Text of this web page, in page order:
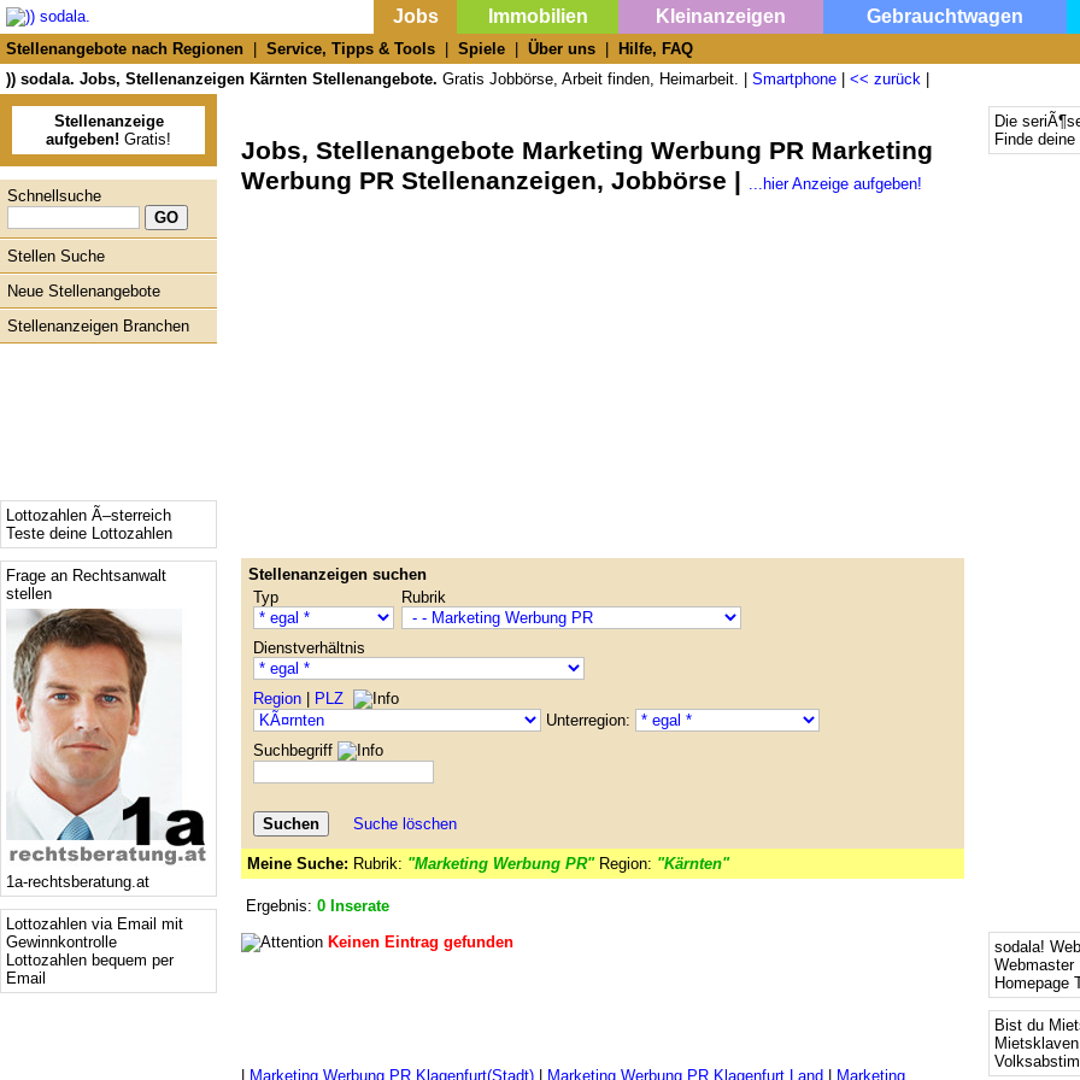
Jobs Immobilien Kleinanzeigen Gebrauchtwagen
Stellenangebote nach Regionen Service, Tipps & Tools Spiele Über uns
Hilfe, FAQ
)) sodala. Jobs, Stellenanzeigen Kärnten Stellenangebote. Gratis Jobbörse, Arbeit finden, Heimarbeit. | Smartphone << zurück
Stellenanzeige
aufgeben! Gratis!
Schnellsuche
Stellen Suche
Neue Stellenangebote
Stellenanzeigen Branchen
Lottozahlen Ã–sterreich
Teste deine Lottozahlen
Frage an Rechtsanwalt
stellen
1a-rechtsberatung.at
Lottozahlen via Email mit
Gewinnkontrolle
Lottozahlen bequem per
Email
Jobs, Stellenangebote Marketing Werbung PR Marketing
Werbung PR Stellenanzeigen, Jobbörse | ...hier Anzeige aufgeben!
Stellenanzeigen suchen
Typ
Rubrik
Dienstverhältnis
Region
PLZ
Unterregion:
Suchbegriff
Suche löschen
Meine Suche: Rubrik: "Marketing Werbung PR"Region: "Kärnten"
Ergebnis: 0 Inserate
Keinen Eintrag gefunden
Marketing Werbung PR Klagenfurt(Stadt) Marketing Werbung PR Klagenfurt Land Marketing
Die
Finde deine
sodala!
Webmaster
Homepage
Bist du
Mietsklaven